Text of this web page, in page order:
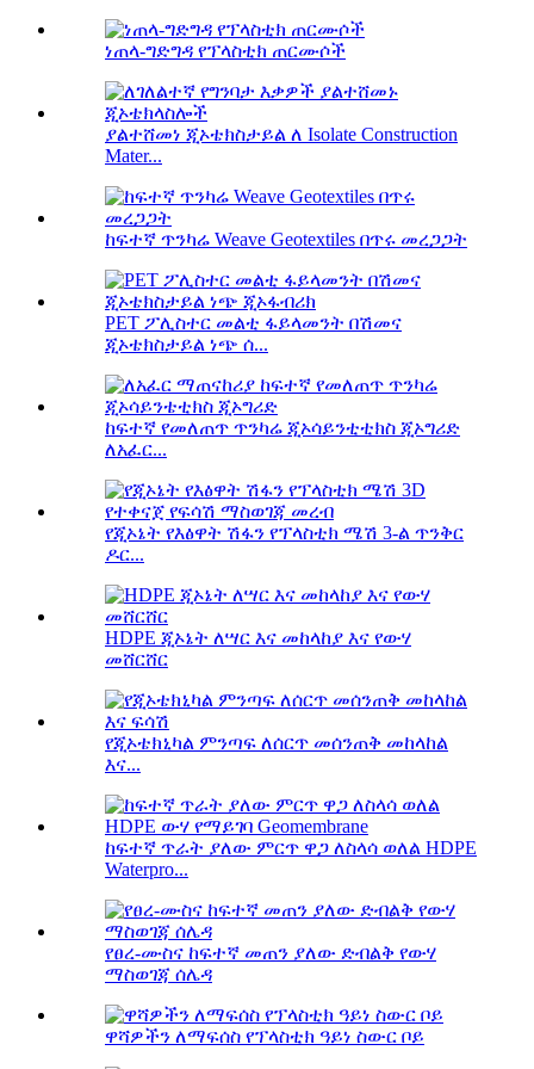
ነጠላ-ግድግዳ የፕላስቲክ ጠርሙሶች
ያልተሸመነ ጂኦቴክስታይል ለ Isolate Construction
Mater...
ከፍተኛ ጥንካሬ Weave Geotextiles በጥሩ መረጋጋት
PET ፖሊስተር መልቲ ፋይላመንት በሽመና
ጂኦቴክስታይል ነጭ ሰ...
ከፍተኛ የመለጠጥ ጥንካሬ ጂኦሳይንቲቲክስ ጂኦግሪድ
ለአፈር...
የጂኦኔት የእፅዋት ሽፋን የፕላስቲክ ሜሽ 3-ል ጥንቅር
ዶር...
HDPE ጂኦኔት ለሣር እና መከላከያ እና የውሃ
መሸርሸር
የጂኦቴክኒካል ምንጣፍ ለሰርጥ መሰንጠቅ መከላከል
እና...
ከፍተኛ ጥራት ያለው ምርጥ ዋጋ ለስላሳ ወለል HDPE
Waterpro...
የፀረ-ሙስና ከፍተኛ መጠን ያለው ድብልቅ የውሃ
ማስወገጃ ሰሌዳ
ዋሻዎችን ለማፍሰስ የፕላስቲክ ዓይነ ስውር ቦይ